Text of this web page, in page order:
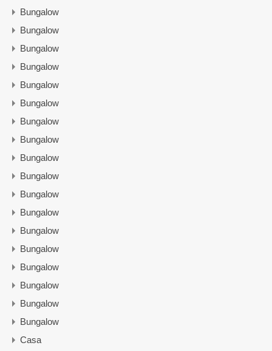
Bungalow
Bungalow
Bungalow
Bungalow
Bungalow
Bungalow
Bungalow
Bungalow
Bungalow
Bungalow
Bungalow
Bungalow
Bungalow
Bungalow
Bungalow
Bungalow
Bungalow
Bungalow
Casa